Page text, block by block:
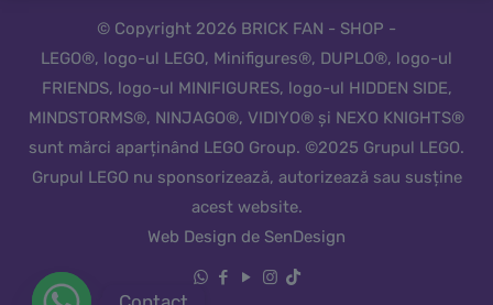
© Copyright 2026 BRICK FAN - SHOP -
LEGO®, logo-ul LEGO, Minifigures®, DUPLO®, logo-ul
FRIENDS, logo-ul MINIFIGURES, logo-ul HIDDEN SIDE,
MINDSTORMS®, NINJAGO®, VIDIYO® și NEXO KNIGHTS®
sunt mărci aparținând LEGO Group. ©2025 Grupul LEGO.
Grupul LEGO nu sponsorizează, autorizează sau susține
acest website.
Web Design de SenDesign